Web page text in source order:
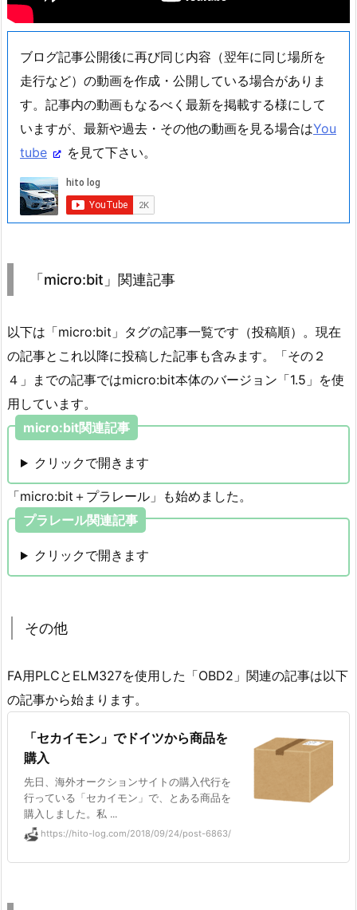
ブログ記事公開後に再び同じ内容（翌年に同じ場所を
走行など）の動画を作成・公開している場合がありま
す。記事内の動画もなるべく最新を掲載する様にして
いますが、最新や過去・その他の動画を見る場合はYou
tube
を見て下さい。
「micro:bit」関連記事
以下は「micro:bit」タグの記事一覧です（投稿順）。現在
の記事とこれ以降に投稿した記事も含みます。「その２
４」までの記事ではmicro:bit本体のバージョン「1.5」を使
用しています。
micro:bit関連記事
クリックで開きます
「micro:bit＋プラレール」も始めました。
プラレール関連記事
クリックで開きます
その他
FA用PLCとELM327を使用した「OBD2」関連の記事は以下
の記事から始まります。
「セカイモン」でドイツから商品を
購入
先日、海外オークションサイトの購入代行を
行っている「セカイモン」で、とある商品を
購入しました。私 ...
https://hito-log.com/2018/09/24/post-6863/